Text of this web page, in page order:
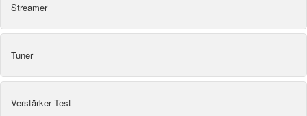
Streamer
Tuner
Verstärker Test